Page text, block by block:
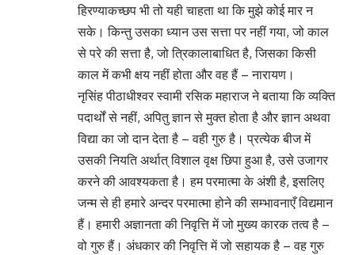
हिरण्याकच्छप भी तो यही चाहता था कि मुझे कोई मार न
सके। किन्तु उसका ध्यान उस सत्ता पर नहीं गया, जो काल
से परे की सत्ता है, जो त्रिकालाबाधित है, जिसका किसी
काल में कभी क्षय नहीं होता और वह हैं – नारायण।
नृसिंह पीठाधीश्वर स्वामी रसिक महाराज ने बताया कि व्यक्ति
पदार्थों से नहीं, अपितु ज्ञान से मुक्त होता है और ज्ञान अथवा
विद्या का जो दान देता है – वही गुरु है। प्रत्येक बीज में
उसकी नियति अर्थात् विशाल वृक्ष छिपा हुआ है, उसे उजागर
करने की आवश्यकता है। हम परमात्मा के अंशी है, इसलिए
जन्म से ही हमारे अन्दर परमात्मा होने की सम्भावनाएँ विद्यमान
हैं। हमारी अज्ञानता की निवृत्ति में जो मुख्य कारक तत्व है –
वो गुरु हैं। अंधकार की निवृत्ति में जो सहायक है – वह गुरु